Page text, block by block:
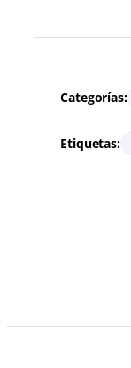
Categorías:
Etiquetas: